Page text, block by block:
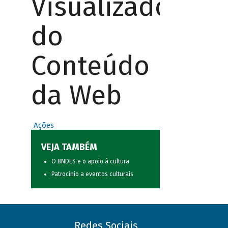
Visualizador
do
Conteúdo
da Web
Ações
VEJA TAMBÉM
O BNDES e o apoio à cultura
Patrocínio a eventos culturais
Redes Sociais